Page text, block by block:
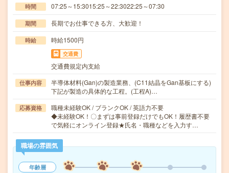
時間 07:25～15:3015:25～22:3022:25～07:30
期間 長期でお仕事できる方、大歓迎！
時給 時給1500円
交通費
交通費規定内支給
仕事内容
半導体材料(Gan)の製造業務、(C11結晶をGan基板にする)
下記が製造の具体的な工程。(工程A)…
応募資格
職種未経験OK / ブランクOK / 英語力不要
◆未経験OK！〇まずは事前登録だけでもOK！履歴書不要
で気軽にオンライン登録★氏名・職種などを入力す…
職場の雰囲気
年齢層